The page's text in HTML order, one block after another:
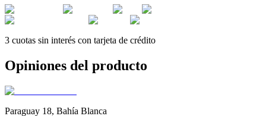
3 cuotas sin interés con tarjeta de crédito
Opiniones del producto
Paraguay 18, Bahía Blanca